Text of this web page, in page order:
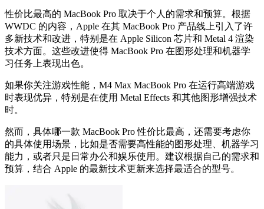
性价比最高的 MacBook Pro 取决于个人的需求和预算。根据
WWDC 的内容，Apple 在其 MacBook Pro 产品线上引入了许
多新技术和改进，特别是在 Apple Silicon 芯片和 Metal 4 渲染
技术方面。这些改进使得 MacBook Pro 在图形处理和机器学
习任务上表现出色。
如果你关注游戏性能，M4 Max MacBook Pro 在运行高端游戏
时表现优异，特别是在使用 Metal Effects 和其他图形增强技术
时。
然而，具体哪一款 MacBook Pro 性价比最高，还需要考虑你
的具体使用场景，比如是否需要高性能的图形处理、机器学习
能力，或者只是日常办公和娱乐使用。建议根据自己的需求和
预算，结合 Apple 的最新技术更新来选择最适合的型号。